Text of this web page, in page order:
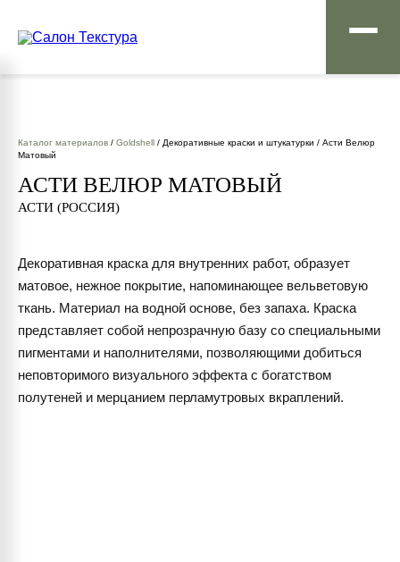
Каталог материалов / Goldshell / Декоративные краски и штукатурки / Асти Велюр
Матовый
АСТИ ВЕЛЮР МАТОВЫЙ
АСТИ (РОССИЯ)
Декоративная краска для внутренних работ, образует
матовое, нежное покрытие, напоминающее вельветовую
ткань. Материал на водной основе, без запаха. Краска
представляет собой непрозрачную базу со специальными
пигментами и наполнителями, позволяющими добиться
неповторимого визуального эффекта с богатством
полутеней и мерцанием перламутровых вкраплений.